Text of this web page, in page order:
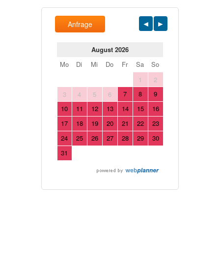
Anfrage
August 2026
Mo
Di Mi Do Fr Sa
So
1
2
3
4 5 6 7 8
9
10
11 12 13 14 15
16
17
18 19 20 21 22
23
24
25 26 27 28 29
30
31